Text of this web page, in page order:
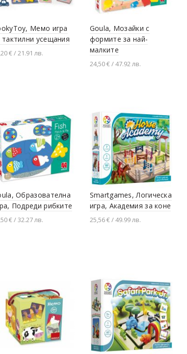
Мемо игра
тактилни усещания
€ / 21.91 лв.
Goula, Мозайки с
формите за най-
малките
24,50 € / 47.92 лв.
Образователна
Подреди рибките
€ / 32.27 лв.
Smartgames, Логическа
игра, Академия за коне
25,56 € / 49.99 лв.